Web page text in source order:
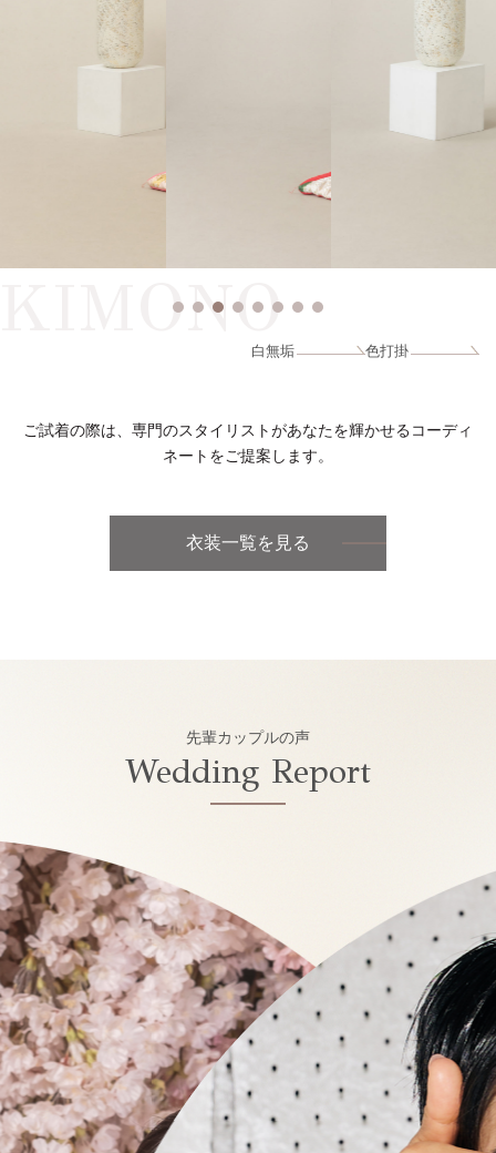
KIMONO
白無垢 色打掛
ご試着の際は、専門のスタイリストがあなたを輝かせるコーディ
ネートをご提案します。
衣装一覧を見る
先輩カップルの声
Wedding Report